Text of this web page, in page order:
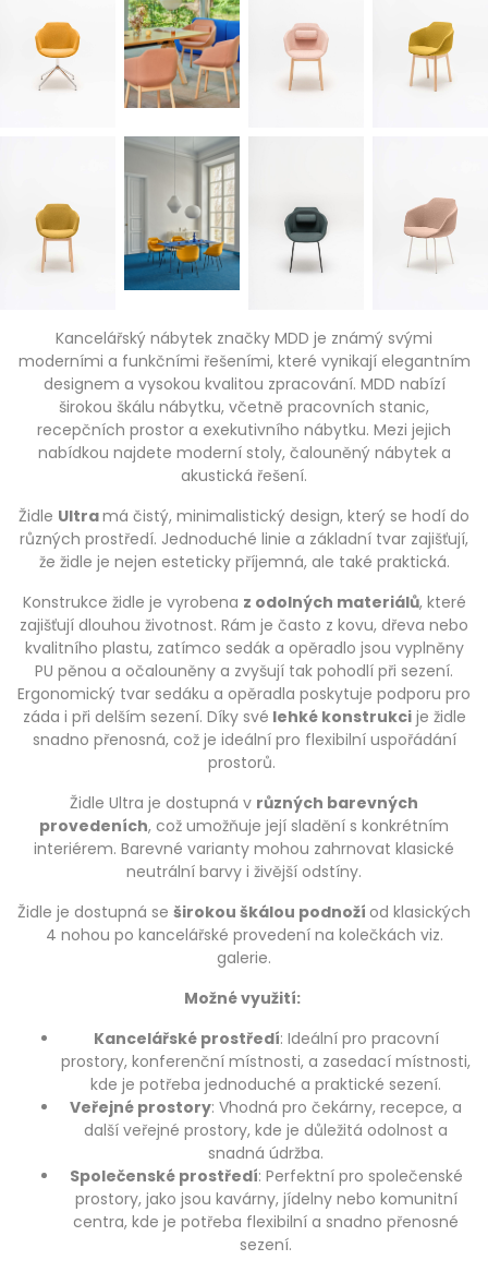
Kancelářský nábytek značky MDD je známý svými
moderními a funkčními řešeními, které vynikají elegantním
designem a vysokou kvalitou zpracování. MDD nabízí
širokou škálu nábytku, včetně pracovních stanic,
recepčních prostor a exekutivního nábytku. Mezi jejich
nabídkou najdete moderní stoly, čalouněný nábytek a
akustická řešení.
Židle Ultramá čistý, minimalistický design, který se hodí do
různých prostředí. Jednoduché linie a základní tvar zajišťují,
že židle je nejen esteticky příjemná, ale také praktická.
Konstrukce židle je vyrobena z odolných materiálů, které
zajišťují dlouhou životnost. Rám je často z kovu, dřeva nebo
kvalitního plastu, zatímco sedák a opěradlo jsou vyplněny
PU pěnou a očalouněny a zvyšují tak pohodlí při sezení.
Ergonomický tvar sedáku a opěradla poskytuje podporu pro
záda i při delším sezení. Díky své lehké konstrukcije židle
snadno přenosná, což je ideální pro flexibilní uspořádání
prostorů.
Židle Ultra je dostupná v různých barevných
provedeních, což umožňuje její sladění s konkrétním
interiérem. Barevné varianty mohou zahrnovat klasické
neutrální barvy i živější odstíny.
Židle je dostupná se širokou škálou podnoží od klasických
4 nohou po kancelářské provedení na kolečkách viz.
galerie.
Možné využití:
Kancelářské prostředí: Ideální pro pracovní
prostory, konferenční místnosti, a zasedací místnosti,
kde je potřeba jednoduché a praktické sezení.
Veřejné prostory: Vhodná pro čekárny, recepce, a
další veřejné prostory, kde je důležitá odolnost a
snadná údržba.
Společenské prostředí: Perfektní pro společenské
prostory, jako jsou kavárny, jídelny nebo komunitní
centra, kde je potřeba flexibilní a snadno přenosné
sezení.